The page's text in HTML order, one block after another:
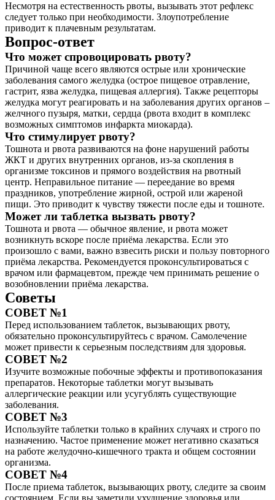
Несмотря на естественность рвоты, вызывать этот рефлекс
следует только при необходимости. Злоупотребление
приводит к плачевным результатам.
Вопрос-ответ
Что может спровоцировать рвоту?
Причиной чаще всего являются острые или хронические
заболевания самого желудка (острое пищевое отравление,
гастрит, язва желудка, пищевая аллергия). Также рецепторы
желудка могут реагировать и на заболевания других органов –
желчного пузыря, матки, сердца (рвота входит в комплекс
возможных симптомов инфаркта миокарда).
Что стимулирует рвоту?
Тошнота и рвота развиваются на фоне нарушений работы
ЖКТ и других внутренних органов, из-за скопления в
организме токсинов и прямого воздействия на рвотный
центр. Неправильное питание — переедание во время
праздников, употребление жирной, острой или жареной
пищи. Это приводит к чувству тяжести после еды и тошноте.
Может ли таблетка вызвать рвоту?
Тошнота и рвота — обычное явление, и рвота может
возникнуть вскоре после приёма лекарства. Если это
произошло с вами, важно взвесить риски и пользу повторного
приёма лекарства. Рекомендуется проконсультироваться с
врачом или фармацевтом, прежде чем принимать решение о
возобновлении приёма лекарства.
Советы
СОВЕТ №1
Перед использованием таблеток, вызывающих рвоту,
обязательно проконсультируйтесь с врачом. Самолечение
может привести к серьезным последствиям для здоровья.
СОВЕТ №2
Изучите возможные побочные эффекты и противопоказания
препаратов. Некоторые таблетки могут вызывать
аллергические реакции или усугублять существующие
заболевания.
СОВЕТ №3
Используйте таблетки только в крайних случаях и строго по
назначению. Частое применение может негативно сказаться
на работе желудочно-кишечного тракта и общем состоянии
организма.
СОВЕТ №4
После приема таблеток, вызывающих рвоту, следите за своим
состоянием. Если вы заметили ухудшение здоровья или